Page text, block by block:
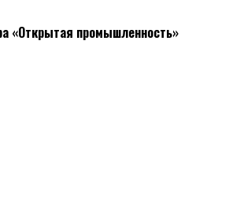
«Открытая промышленность»